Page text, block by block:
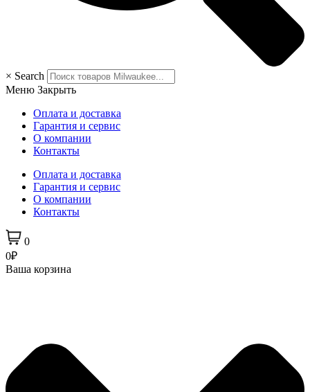
× Search
Меню Закрыть
Оплата и доставка
Гарантия и сервис
О компании
Контакты
Оплата и доставка
Гарантия и сервис
О компании
Контакты
0
0₽
Ваша корзина